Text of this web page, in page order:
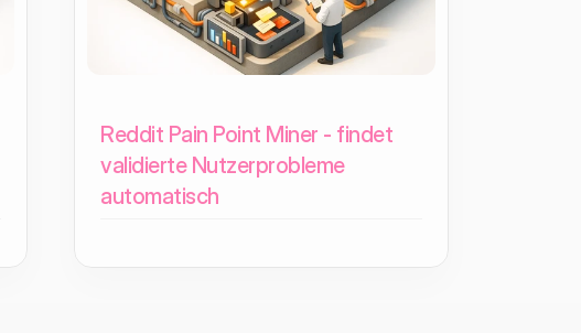
Reddit Pain Point Miner - findet
validierte Nutzerprobleme
automatisch